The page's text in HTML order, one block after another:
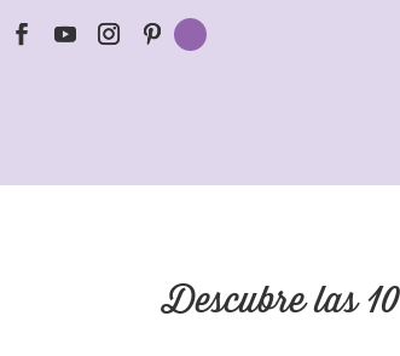
Descubre las